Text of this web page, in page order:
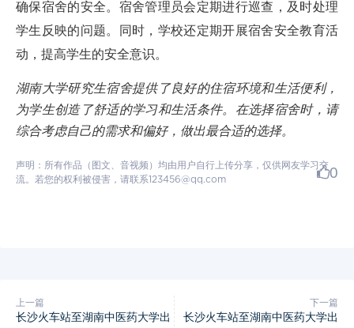
确保宿舍的安全。宿舍管理员会定期进行巡查，及时处理
学生反映的问题。同时，学校还定期开展宿舍安全教育活
动，提高学生的安全意识。
湖南大学研究生宿舍提供了良好的住宿环境和生活便利，
为学生创造了舒适的学习和生活条件。在选择宿舍时，请
综合考虑自己的需求和偏好，做出最合适的选择。
声明：所有作品（图文、音视频）均由用户自行上传分享，仅供网友学习交
流。若您的权利被侵害，请联系123456@qq.com
0
上一篇
长沙火车站至湖南中医药大学出
下一篇
长沙火车站至湖南中医药大学出